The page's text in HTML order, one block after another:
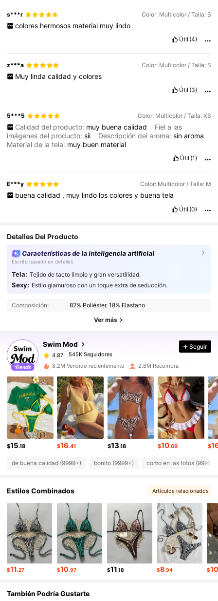
s***r Color: Multicolor / Talla: S
colores hermosos material muy lindo
Útil (4)
z***a Color: Multicolor / Talla: S
Muy linda calidad y colores
Útil (3)
5***5 Color: Multicolor / Talla: XS
Calidad del producto: muy buena calidad
Fiel a las
imágenes del producto:sii Descripción del aroma:sinaroma
Material de la tela: muy buen material
Útil (1)
E***y Color: Multicolor / Talla: M
buena calidad , muy lindo los colores y buena tela
Útil (0)
Detalles Del Producto
Características de la inteligencia artificial
Escrito basado en detalles
Tela: Tejido de tacto limpio y gran versatilidad.
Sexy: Estilo glamuroso con un toque extra de seducción.
Composición: 82% Poliéster, 18% Elastano
Ver más
Swim Mod
4.87 545K Seguidores
545K Seguidores
545K Seguidores
545K Seguidores
A***l seguidoHace 1 horas
4.87
545K Seguidores
4.87 545K Seguidores
4.87 545K Seguidores
4.87 545K Seguidores
4.87 545K Seguidores
4.87 545K Seguidores
Seguir
8.2M Vendido recientemente 2.8M Recompra
$15.18 $16.41 $13.18 $10.69 $
de buena calidad (9999+) bonito (9999+) como en las fotos (9999+)
Estilos Combinados Artículos relacionados
$11.27 $10.97 $11.18 $8.94 $
También Podría Gustarte